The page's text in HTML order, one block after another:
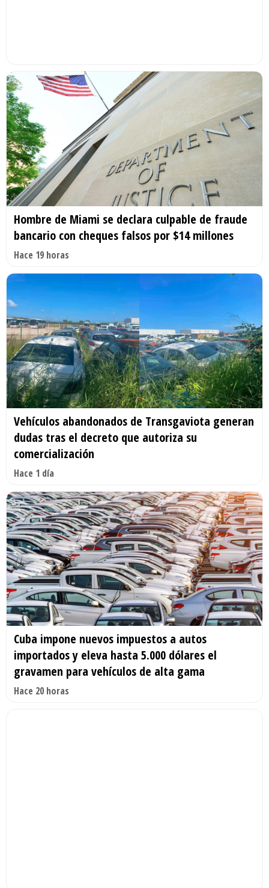
Hombre de Miami se declara culpable de fraude
bancario con cheques falsos por $14 millones
Hace 19 horas
Vehículos abandonados de Transgaviota generan
dudas tras el decreto que autoriza su
comercialización
Hace 1 día
Cuba impone nuevos impuestos a autos
importados y eleva hasta 5.000 dólares el
gravamen para vehículos de alta gama
Hace 20 horas